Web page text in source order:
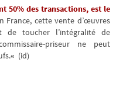
50% des transactions, est le
France, cette vente d’œuvres
toucher l’intégralité de
priseur ne peut
« (id)